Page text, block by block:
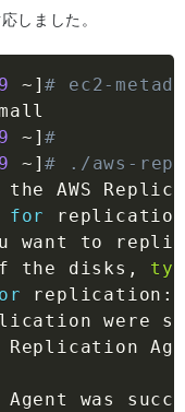
しました。
~ ]# ec2-
~ ]#
~ ]# ./aws-
AWS
for
replication
want to
the disks ,
replication :
were
Replication
Agent was